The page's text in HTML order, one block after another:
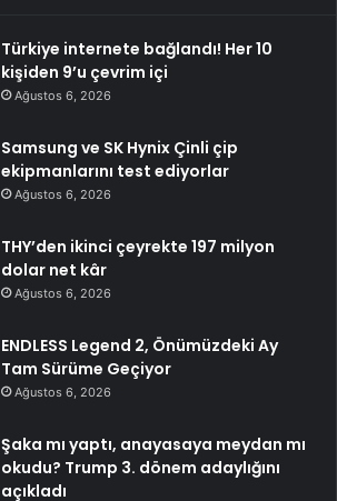
Türkiye internete bağlandı! Her 10
kişiden 9’u çevrim içi
Ağustos 6, 2026
Samsung ve SK Hynix Çinli çip
ekipmanlarını test ediyorlar
Ağustos 6, 2026
THY’den ikinci çeyrekte 197 milyon
dolar net kâr
Ağustos 6, 2026
ENDLESS Legend 2, Önümüzdeki Ay
Tam Sürüme Geçiyor
Ağustos 6, 2026
Şaka mı yaptı, anayasaya meydan mı
okudu? Trump 3. dönem adaylığını
açıkladı